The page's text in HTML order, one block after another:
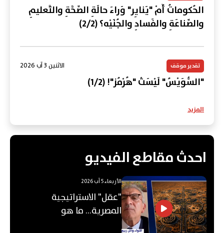
الحُكوماتُ أَمْ "يَنايِر" وَراءَ حالَةِ الصِّحَّةِ والتَّعليمِ
والصِّناعَةِ والفَسادِ والجُنَيْه؟ (2/2)
تقدير موقف الاثنين 3 آب 2026
"السُّوَيْسُ" لَيْسَتْ "هُرْمُز"! (1/2)
المزيد
احدث مقاطع الفيديو
الأربعاء 5 آب 2026
"عقل" الاستراتيجية
المصرية... ما هو